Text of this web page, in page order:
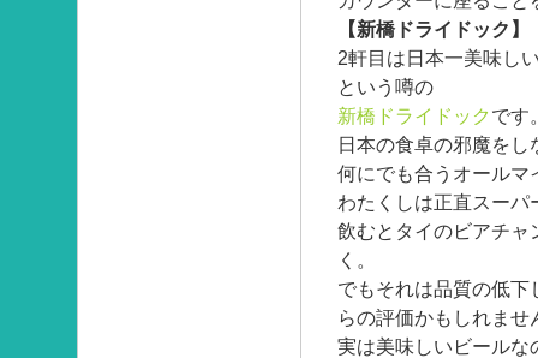
【新橋ドライドック】
2軒目は日本一美味し
という噂の
新橋ドライドック です
日本の食卓の邪魔を
何にでも合うオールマ
わたくしは正直スー
飲むとタイのビアチャ
く。
でもそれは品質の低
らの評価かもしれませ
実は美味しいビールな